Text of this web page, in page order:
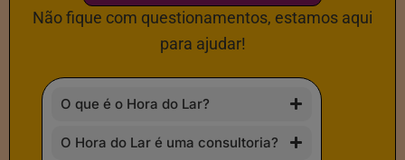
Não fique com questionamentos, estamos aqui
para ajudar!
O que é o Hora do Lar?
O Hora do Lar é uma consultoria?